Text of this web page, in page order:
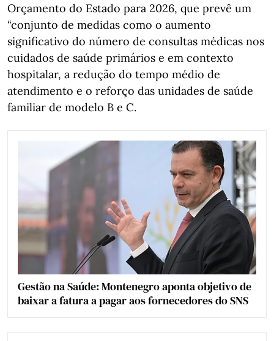
Orçamento do Estado para 2026, que prevê um
“conjunto de medidas como o aumento
significativo do número de consultas médicas nos
cuidados de saúde primários e em contexto
hospitalar, a redução do tempo médio de
atendimento e o reforço das unidades de saúde
familiar de modelo B e C.
Gestão na Saúde: Montenegro aponta objetivo de
baixar a fatura a pagar aos fornecedores do SNS